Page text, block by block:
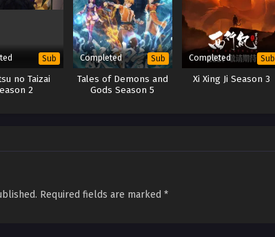
Sub
no Taizai
2
Completed Sub
Tales of Demons and
Gods Season 5
Completed Sub
Xi Xing Ji Season 3
Required fields are marked *